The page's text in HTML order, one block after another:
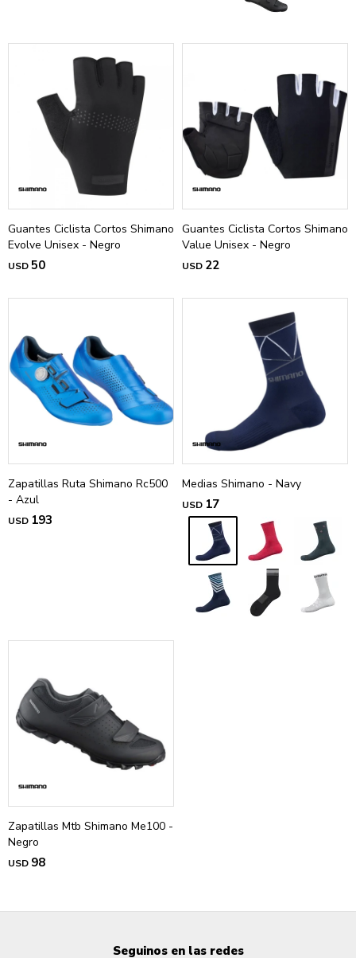
Guantes Ciclista Cortos Shimano
Evolve Unisex - Negro
USD50
Guantes Ciclista Cortos Shimano
Value Unisex - Negro
USD 22
Zapatillas Ruta Shimano Rc500
- Azul
USD 193
Medias Shimano - Navy
USD 17
Zapatillas Mtb Shimano Me100 -
Negro
USD 98
Seguinos en las redes